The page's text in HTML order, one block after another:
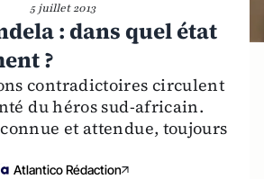
5 juillet 2013
: dans quel état
?
contradictoires circulent
du héros sud-africain.
et attendue, toujours
Atlantico Rédaction